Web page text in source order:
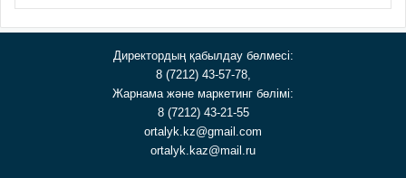
Директордың қабылдау бөлмесі:
8 (7212) 43-57-78,
Жарнама және маркетинг бөлімі:
8 (7212) 43-21-55
ortalyk.kz@gmail.com
ortalyk.kaz@mail.ru